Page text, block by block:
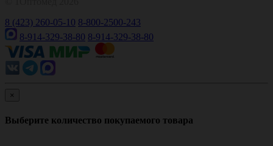
8 (423) 260-05-10 8-800-2500-243
8-914-329-38-80 8-914-329-38-80
×
Выберите количество покупаемого товара